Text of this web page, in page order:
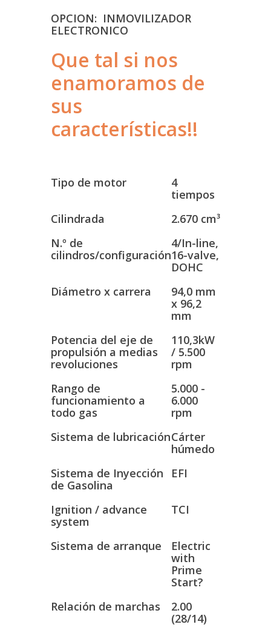
OPCION: INMOVILIZADOR
ELECTRONICO
Que tal si nos
enamoramos de
sus
características!!
Tipo de motor
4
tiempos
Cilindrada
2.670 cm³
N.º de
cilindros/configuración
4/In-line,
16-valve,
DOHC
Diámetro x carrera
94,0 mm
x 96,2
mm
Potencia del eje de
propulsión a medias
revoluciones
110,3kW
/ 5.500
rpm
Rango de
funcionamiento a
todo gas
5.000 -
6.000
rpm
Sistema de lubricaciónCárter
húmedo
Sistema de Inyección
de Gasolina
EFI
Ignition / advance
system
TCI
Sistema de arranque
Electric
with
Prime
Start?
Relación de marchas
2.00
(28/14)